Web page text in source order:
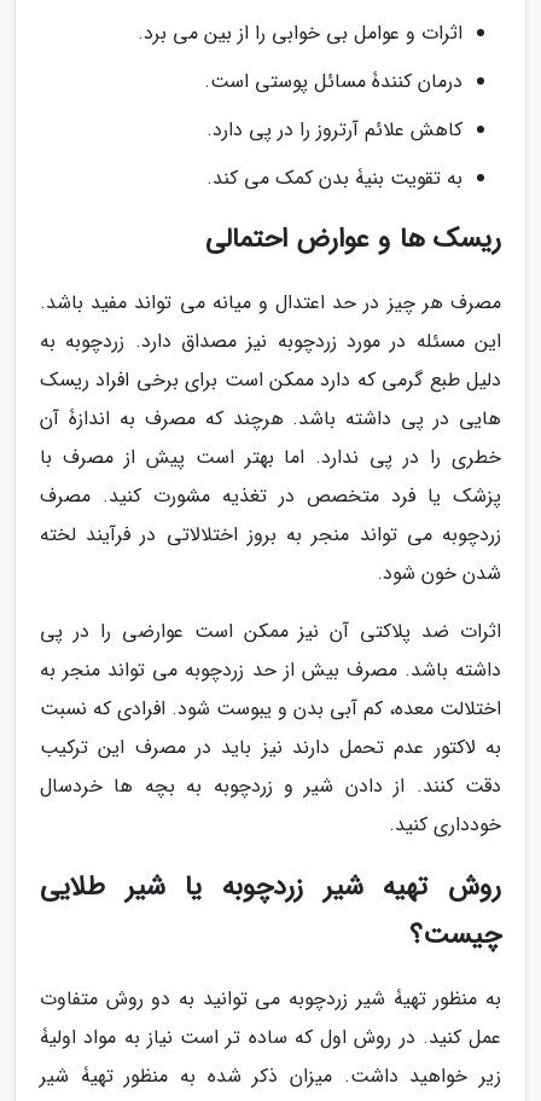
اثرات و عوامل بی خوابی را از بین می برد.
درمان کنندۀ مسائل پوستی است.
کاهش علائم آرتروز را در پی دارد.
به تقویت بنیۀ بدن کمک می کند.
ریسک ها و عوارض احتمالی
مصرف هر چیز در حد اعتدال و میانه می تواند مفید باشد.
این مسئله در مورد زردچوبه نیز مصداق دارد. زردچوبه به
دلیل طبع گرمی که دارد ممکن است برای برخی افراد ریسک
هایی در پی داشته باشد. هرچند که مصرف به اندازۀ آن
خطری را در پی ندارد. اما بهتر است پیش از مصرف با
پزشک یا فرد متخصص در تغذیه مشورت کنید. مصرف
زردچوبه می تواند منجر به بروز اختلالاتی در فرآیند لخته
شدن خون شود.
اثرات ضد پلاکتی آن نیز ممکن است عوارضی را در پی
داشته باشد. مصرف بیش از حد زردچوبه می تواند منجر به
اختلالت معده، کم آبی بدن و یبوست شود. افرادی که نسبت
به لاکتور عدم تحمل دارند نیز باید در مصرف این ترکیب
دقت کنند. از دادن شیر و زردچوبه به بچه ها خردسال
خودداری کنید.
روش تهیه شیر زردچوبه یا شیر طلایی
چیست؟
به منظور تهیۀ شیر زردچوبه می توانید به دو روش متفاوت
عمل کنید. در روش اول که ساده تر است نیاز به مواد اولیۀ
زیر خواهید داشت. میزان ذکر شده به منظور تهیۀ شیر